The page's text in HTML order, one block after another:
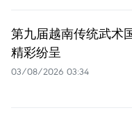
第九届越南传统武术
精彩纷呈
03/08/2026 03:34